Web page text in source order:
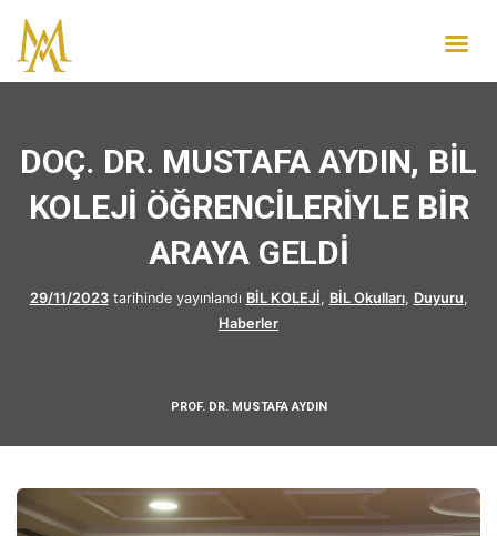
DOÇ. DR. MUSTAFA AYDIN, BİL
KOLEJİ ÖĞRENCİLERİYLE BİR
ARAYA GELDİ
29/11/2023tarihinde yayınlandı BİL KOLEJİ, BİL Okulları, Duyuru,
Haberler
PROF. DR. MUSTAFA AYDIN